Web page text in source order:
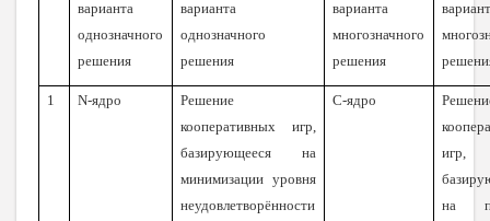
варианта
однозначного
решения
варианта
однозначного
решения
варианта
многозначного
решения
1 N-ядро
Решение
кооперативных игр,
базирующееся на
минимизации уровня
неудовлетворённости
С-ядро
игр,
на